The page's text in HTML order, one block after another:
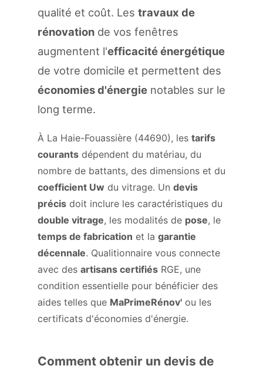
qualité et coût. Les travaux de
rénovation de vos fenêtres
augmentent l'efficacité énergétique
de votre domicile et permettent des
économies d'énergie notables sur le
long terme.
À La Haie-Fouassière (44690), les tarifs
courants dépendent du matériau, du
nombre de battants, des dimensions et du
coefficient Uw du vitrage. Un devis
précis doit inclure les caractéristiques du
double vitrage, les modalités de pose, le
temps de fabrication et la garantie
décennale. Qualitionnaire vous connecte
avec des artisans certifiés RGE, une
condition essentielle pour bénéficier des
aides telles que MaPrimeRénov' ou les
certificats d'économies d'énergie.
Comment obtenir un devis de